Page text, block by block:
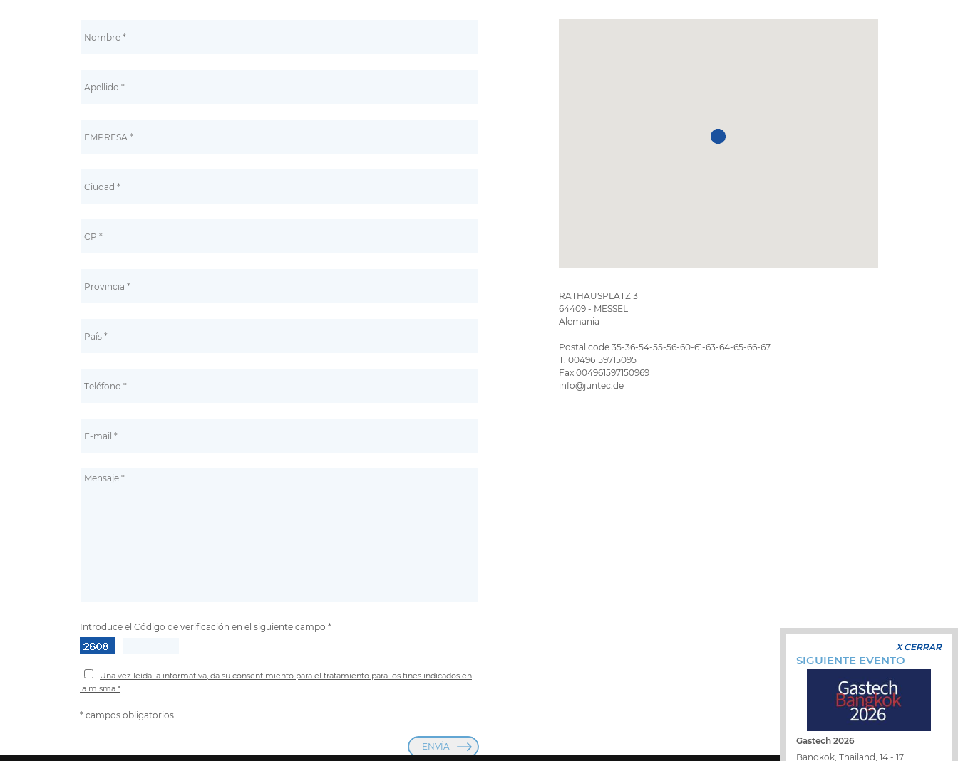
Introduce el Código de verificación en el siguiente campo *
Una vez leída la informativa, da su consentimiento para el tratamiento para los fines indicados en
la misma *
* campos obligatorios
ENVÍA
RATHAUSPLATZ 3
64409 - MESSEL
Alemania
Postal code 35-36-54-55-56-60-61-63-64-65-66-67
T. 00496159715095
Fax 004961597150969
info@juntec.de
X CERRAR
SIGUIENTE EVENTO
Gastech 2026
Bangkok, Thailand, 14 - 17